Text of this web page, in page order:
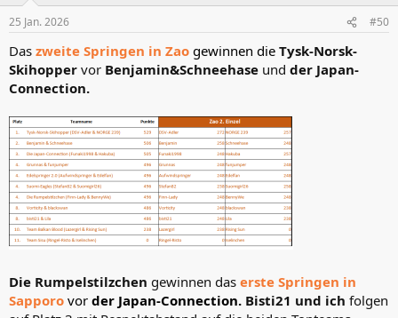
e
:
25 Jan. 2026 #50
Das zweite Springen in Zao gewinnen die Tysk-Norsk-
Skihopper vor Benjamin&Schneehase und der Japan-
Connection.
Die Rumpelstilzchen gewinnen das erste Springen in
Sapporo vor der Japan-Connection. Bisti21 und ich folgen